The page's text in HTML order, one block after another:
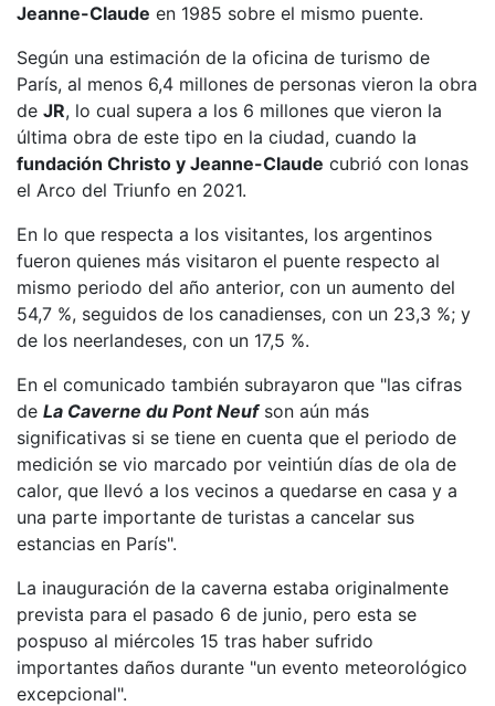
Jeanne-Claude en 1985 sobre el mismo puente.
Según una estimación de la oficina de turismo de
París, al menos 6,4 millones de personas vieron la obra
de JR, lo cual supera a los 6 millones que vieron la
última obra de este tipo en la ciudad, cuando la
fundación Christo y Jeanne-Claude cubrió con lonas
el Arco del Triunfo en 2021.
En lo que respecta a los visitantes, los argentinos
fueron quienes más visitaron el puente respecto al
mismo periodo del año anterior, con un aumento del
54,7 %, seguidos de los canadienses, con un 23,3 %; y
de los neerlandeses, con un 17,5 %.
En el comunicado también subrayaron que "las cifras
de La Caverne du Pont Neufson aún más
significativas si se tiene en cuenta que el periodo de
medición se vio marcado por veintiún días de ola de
calor, que llevó a los vecinos a quedarse en casa y a
una parte importante de turistas a cancelar sus
estancias en París".
La inauguración de la caverna estaba originalmente
prevista para el pasado 6 de junio, pero esta se
pospuso al miércoles 15 tras haber sufrido
importantes daños durante "un evento meteorológico
excepcional".